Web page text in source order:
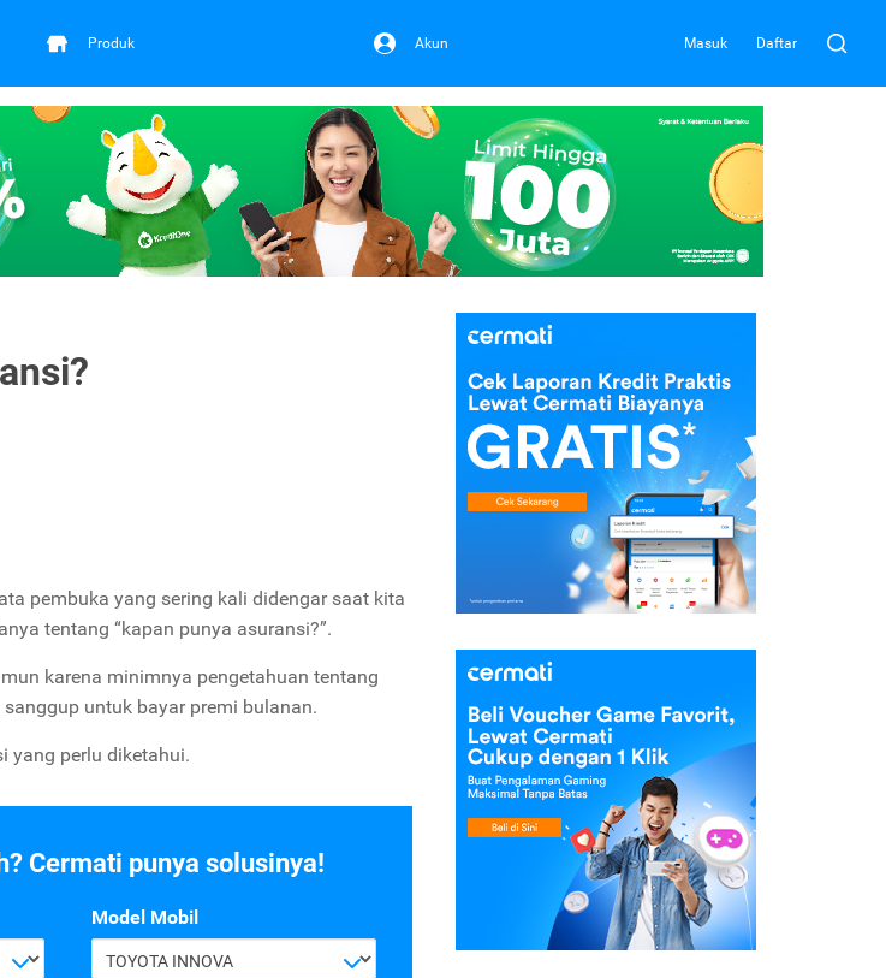
Produk Akun Masuk Daftar
pembuka yang sering kali didengar saat kita
tentang “kapan punya asuransi?”.
karena minimnya pengetahuan tentang
untuk bayar premi bulanan.
yang perlu diketahui.
Cermati punya solusinya!
Model Mobil
TOYOTA INNOVA